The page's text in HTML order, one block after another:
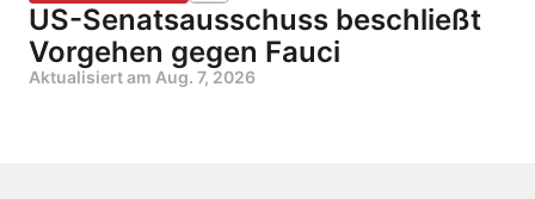
US-Senatsausschuss beschließt
Vorgehen gegen Fauci
Aktualisiert am Aug. 7, 2026